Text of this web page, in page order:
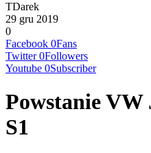
TDarek
29 gru 2019
0
Facebook 0Fans
Twitter 0Followers
Youtube 0Subscriber
Powstanie
S1